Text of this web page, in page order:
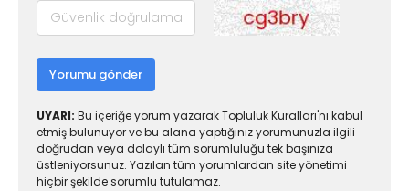
Yorumu gönder
UYARI: Bu içeriğe yorum yazarak Topluluk Kuralları'nı kabul
etmiş bulunuyor ve bu alana yaptığınız yorumunuzla ilgili
doğrudan veya dolaylı tüm sorumluluğu tek başınıza
üstleniyorsunuz. Yazılan tüm yorumlardan site yönetimi
hiçbir şekilde sorumlu tutulamaz.